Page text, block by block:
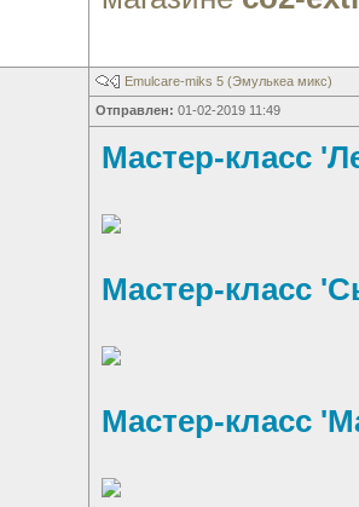
Emulcare-miks 5 (Эмулькеа микс)
Отправлен: 01-02-2019 11:49
Мастер-класс
Мастер-класс
Мастер-класс